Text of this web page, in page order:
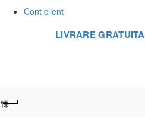
Cont client
LIVRARE GRATUITA